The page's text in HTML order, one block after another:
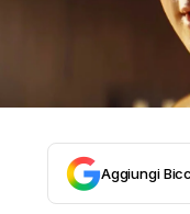
Aggiungi